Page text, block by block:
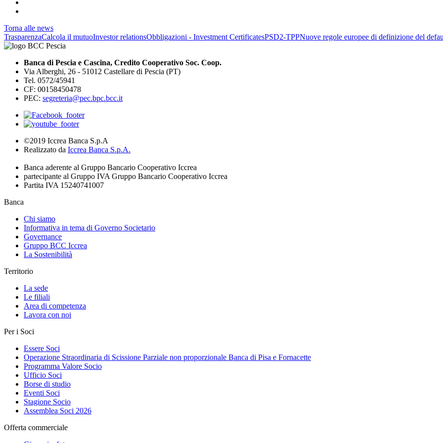
Torna alle news
TrasparenzaCalcola il mutuoInvestor relationsObbligazioni - Investment CertificatesPSD2-TPPNuove regole europee di definizione del
Banca di Pescia e Cascina, Credito Cooperativo Soc. Coop.
Via Alberghi, 26 - 51012 Castellare di Pescia (PT)
Tel. 0572/45941
CF: 00158450478
PEC: segreteria@pec.bpc.bcc.it
©2019 Iccrea Banca S.p.A
Realizzato da Iccrea Banca S.p.A.
Banca aderente al Gruppo Bancario Cooperativo Iccrea
partecipante al Gruppo IVA Gruppo Bancario Cooperativo Iccrea
Partita IVA 15240741007
Banca
Chi siamo
Informativa in tema di Governo Societario
Governance
Gruppo BCC Iccrea
La Sostenibilità
Territorio
La sede
Le filiali
Area di competenza
Lavora con noi
Per i Soci
Essere Soci
Operazione Straordinaria di Scissione Parziale non proporzionale Banca di Pisa e Fornacette
Programma Valore Socio
Ufficio Soci
Borse di studio
Eventi Soci
Stagione Socio
Assemblea Soci 2026
Offerta commerciale